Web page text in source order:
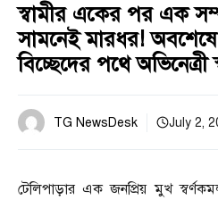
স্বামীর একের পর এক
সামনেই মারধর! অবশেষে
বিচ্ছেদের পথে অভিনেত্রী
TG NewsDesk July 2,
টেলিপাড়ার এক জনপ্রিয় মুখ